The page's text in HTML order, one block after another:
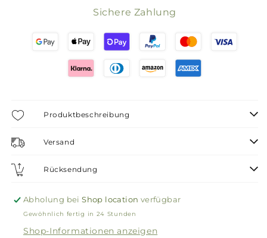
Sichere Zahlung
Produktbeschreibung
Versand
Rücksendung
Abholung beiShop location verfügbar
Gewöhnlich fertig in 24 Stunden
Shop-Informationen anzeigen